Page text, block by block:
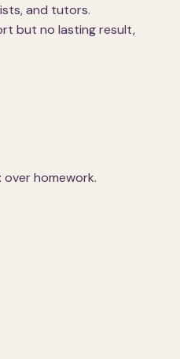
and tutors.
but no lasting result,
over homework.